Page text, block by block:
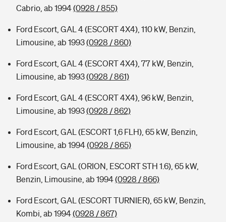
Cabrio, ab 1994(0928 / 855)
Ford Escort, GAL 4 (ESCORT 4X4), 110 kW, Benzin,
Limousine, ab 1993(0928 / 860)
Ford Escort, GAL 4 (ESCORT 4X4), 77 kW, Benzin,
Limousine, ab 1993(0928 / 861)
Ford Escort, GAL 4 (ESCORT 4X4), 96 kW, Benzin,
Limousine, ab 1993(0928 / 862)
Ford Escort, GAL (ESCORT 1,6 FLH), 65 kW, Benzin,
Limousine, ab 1994(0928 / 865)
Ford Escort, GAL (ORION, ESCORT STH 1.6), 65 kW,
Benzin, Limousine, ab 1994(0928 / 866)
Ford Escort, GAL (ESCORT TURNIER), 65 kW, Benzin,
Kombi, ab 1994(0928 / 867)